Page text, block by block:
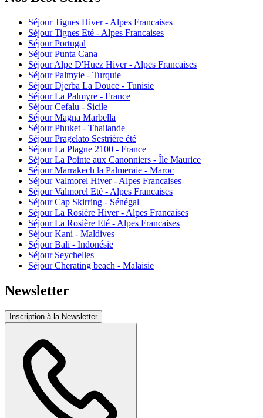
Séjour Tignes Hiver - Alpes Francaises
Séjour Tignes Eté - Alpes Francaises
Séjour Portugal
Séjour Punta Cana
Séjour Alpe D'Huez Hiver - Alpes Francaises
Séjour Palmyie - Turquie
Séjour Djerba La Douce - Tunisie
Séjour La Palmyre - France
Séjour Cefalu - Sicile
Séjour Magna Marbella
Séjour Phuket - Thailande
Séjour Pragelato Sestrière été
Séjour La Plagne 2100 - France
Séjour La Pointe aux Canonniers - Île Maurice
Séjour Marrakech la Palmeraie - Maroc
Séjour Valmorel Hiver - Alpes Francaises
Séjour Valmorel Eté - Alpes Francaises
Séjour Cap Skirring - Sénégal
Séjour La Rosière Hiver - Alpes Francaises
Séjour La Rosière Eté - Alpes Francaises
Séjour Kani - Maldives
Séjour Bali - Indonésie
Séjour Seychelles
Séjour Cherating beach - Malaisie
Newsletter
Inscription à la Newsletter